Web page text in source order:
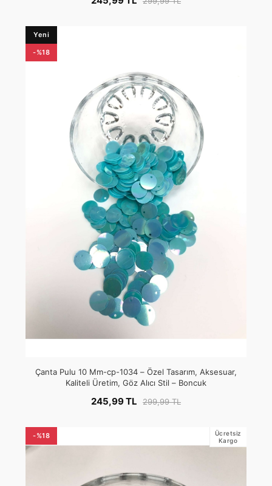
Yeni
-%18
Çanta Pulu 10 Mm-cp-1034 – Özel Tasarım, Aksesuar,
Kaliteli Üretim, Göz Alıcı Stil – Boncuk
245,99 TL 299,99 TL
-%18
Ücretsiz
Kargo